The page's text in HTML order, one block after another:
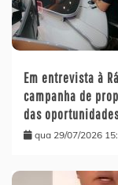
Em entrevista à
campanha de
das
qua 29/07/2026